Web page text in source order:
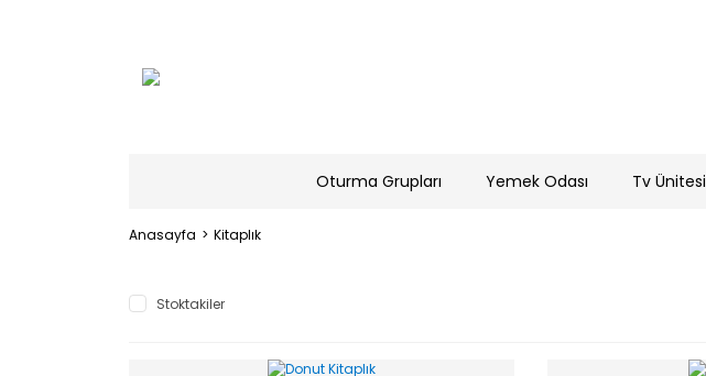
Oturma Grupları Yemek Odası Tv Ünitesi
Anasayfa Kitaplık
Stoktakiler